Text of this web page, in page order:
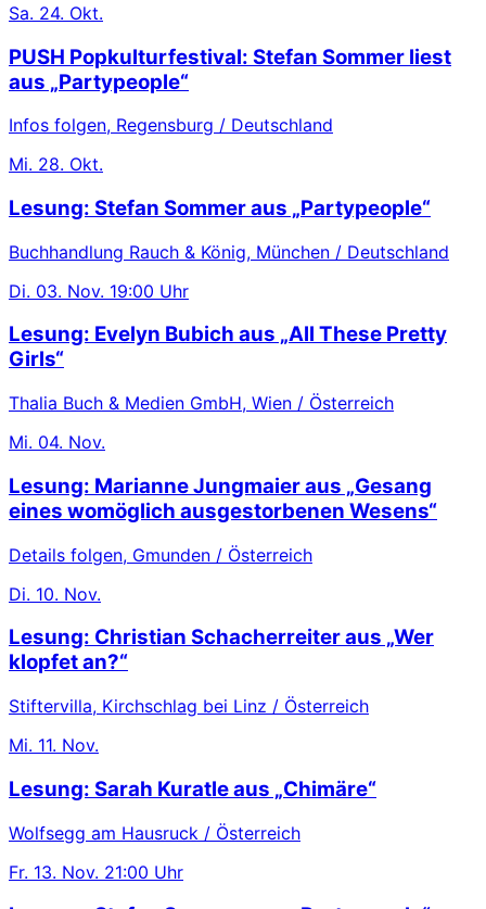
Sa. 24. Okt.
PUSH Popkulturfestival: Stefan Sommer liest
aus „Partypeople“
Infos folgen, Regensburg / Deutschland
Mi. 28. Okt.
Lesung: Stefan Sommer aus „Partypeople“
Buchhandlung Rauch & König, München / Deutschland
Di. 03. Nov. 19:00 Uhr
Lesung: Evelyn Bubich aus „All These Pretty
Girls“
Thalia Buch & Medien GmbH, Wien / Österreich
Mi. 04. Nov.
Lesung: Marianne Jungmaier aus „Gesang
eines womöglich ausgestorbenen Wesens“
Details folgen, Gmunden / Österreich
Di. 10. Nov.
Lesung: Christian Schacherreiter aus „Wer
klopfet an?“
Stiftervilla, Kirchschlag bei Linz / Österreich
Mi. 11. Nov.
Lesung: Sarah Kuratle aus „Chimäre“
Wolfsegg am Hausruck / Österreich
Fr. 13. Nov. 21:00 Uhr